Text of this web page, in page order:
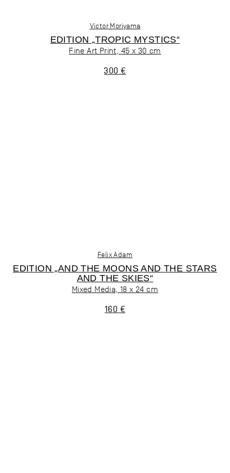
Victor Moriyama
EDITION „TROPIC MYSTICS“
Fine Art Print, 45 x 30 cm
300 €
Felix Adam
EDITION „AND THE MOONS AND THE STARS
AND THE SKIES“
Mixed Media, 18 x 24 cm
160 €